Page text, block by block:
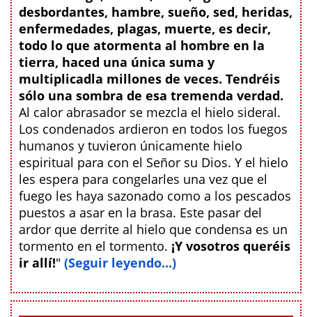
desbordantes, hambre, sueño, sed, heridas,
enfermedades, plagas, muerte, es decir,
todo lo que atormenta al hombre en la
tierra, haced una única suma y
multiplicadla millones de veces. Tendréis
sólo una sombra de esa tremenda verdad.
Al calor abrasador se mezcla el hielo sideral.
Los condenados ardieron en todos los fuegos
humanos y tuvieron únicamente hielo
espiritual para con el Señor su Dios. Y el hielo
les espera para congelarles una vez que el
fuego les haya sazonado como a los pescados
puestos a asar en la brasa. Este pasar del
ardor que derrite al hielo que condensa es un
tormento en el tormento. ¡Y vosotros queréis
ir allí!" (Seguir leyendo...)